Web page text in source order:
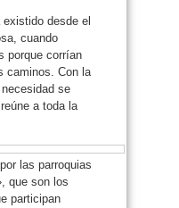
desde el
cuando
porque corrían
caminos. Con la
se
a toda la
las parroquias
que son los
participan